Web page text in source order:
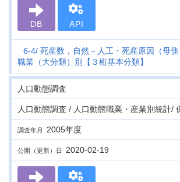
DB API
6-4 死産数，自然－人工・死産原因（母
職業（大分類）別【３桁基本分類】
人口動態調査
人口動態調査 / 人口動態職業・産業別統計/
調査年月 2005年度
公開（更新）日 2020-02-19